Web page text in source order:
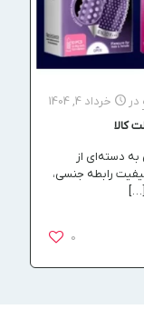
در
خرداد 4, 1404
کالا
دسته‌ای از
رابطه جنسی،
[…]
0